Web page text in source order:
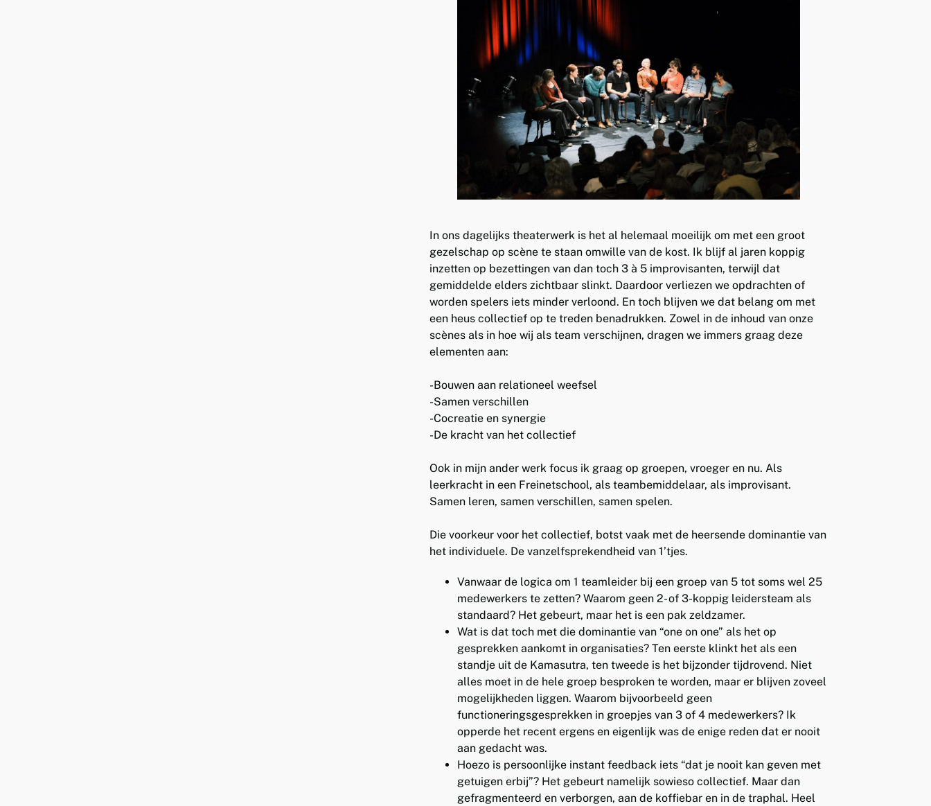
In ons dagelijks theaterwerk is het al helemaal moeilijk om met een groot
gezelschap op scène te staan omwille van de kost. Ik blijf al jaren koppig
inzetten op bezettingen van dan toch 3 à 5 improvisanten, terwijl dat
gemiddelde elders zichtbaar slinkt. Daardoor verliezen we opdrachten of
worden spelers iets minder verloond. En toch blijven we dat belang om met
een heus collectief op te treden benadrukken. Zowel in de inhoud van onze
scènes als in hoe wij als team verschijnen, dragen we immers graag deze
elementen aan:
-Bouwen aan relationeel weefsel
-Samen verschillen
-Cocreatie en synergie
-De kracht van het collectief
Ook in mijn ander werk focus ik graag op groepen, vroeger en nu. Als
leerkracht in een Freinetschool, als teambemiddelaar, als improvisant.
Samen leren, samen verschillen, samen spelen.
Die voorkeur voor het collectief, botst vaak met de heersende dominantie van
het individuele. De vanzelfsprekendheid van 1’tjes.
Vanwaar de logica om 1 teamleider bij een groep van 5 tot soms wel 25
medewerkers te zetten? Waarom geen 2- of 3-koppig leidersteam als
standaard? Het gebeurt, maar het is een pak zeldzamer.
Wat is dat toch met die dominantie van “one on one” als het op
gesprekken aankomt in organisaties? Ten eerste klinkt het als een
standje uit de Kamasutra, ten tweede is het bijzonder tijdrovend. Niet
alles moet in de hele groep besproken te worden, maar er blijven zoveel
mogelijkheden liggen. Waarom bijvoorbeeld geen
functioneringsgesprekken in groepjes van 3 of 4 medewerkers? Ik
opperde het recent ergens en eigenlijk was de enige reden dat er nooit
aan gedacht was.
Hoezo is persoonlijke instant feedback iets “dat je nooit kan geven met
getuigen erbij”? Het gebeurt namelijk sowieso collectief. Maar dan
gefragmenteerd en verborgen, aan de koffiebar en in de traphal. Heel